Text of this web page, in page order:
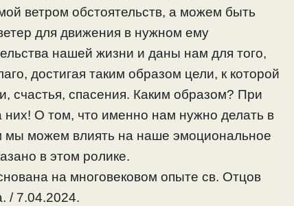
ветром обстоятельств, а можем быть
для движения в нужном ему
нашей жизни и даны нам для того,
достигая таким образом цели, к которой
счастья, спасения. Каким образом? При
О том, что именно нам нужно делать в
мы можем влиять на наше эмоциональное
в этом ролике.
на многовековом опыте св. Отцов
/ 7.04.2024.